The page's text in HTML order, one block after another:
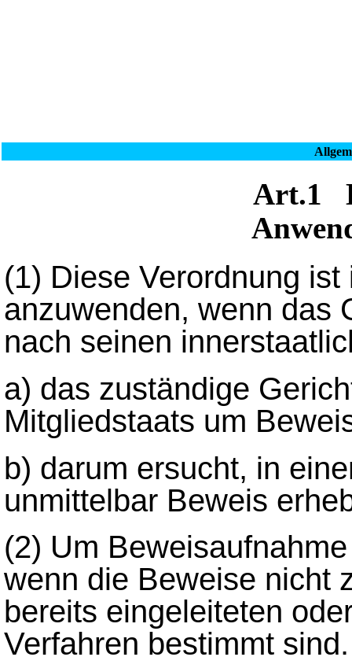
Art.1
(1) Diese Verordnung
anzuwenden, wenn das
nach seinen
a) das zuständige
Mitgliedstaats um
b) darum ersucht, in
unmittelbar Beweis
(2) Um
wenn die Beweise nicht
bereits eingeleiteten
Verfahren bestimmt sind.